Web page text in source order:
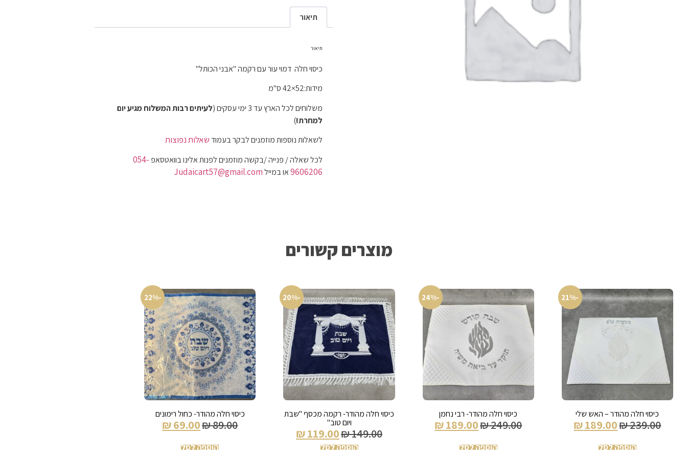
תיאור
תיאור
כיסוי חלה דמוי עור עם רקמה "אבני הכותל"
מידות:52×42 ס"מ
משלוחים לכל הארץ עד 3 ימי עסקים (
לעיתים רבות המשלוח מגיע יום
למחרת!)
לשאלות נוספות מוזמנים לבקר בעמודשאלות נפוצות
לכל שאלה / פנייה /בקשה מוזמנים לפנות אלינו בוואטסאפ 054-
9606206או במיילJudaicart57@gmail.com
מוצרים קשורים
-21%
כיסוי חלה מהודר – האש שלי
₪239.00
₪189.00
הוספה לסל
-24%
כיסוי חלה מהודר- רבי נחמן
₪249.00
₪189.00
הוספה לסל
-20%
כיסוי חלה מהודר- רקמה מכסף "שבת
ויום טוב"
₪149.00
₪119.00
הוספה לסל
-22%
כיסוי חלה מהודר- כחול רימונים
₪89.00
₪69.00
הוספה לסל